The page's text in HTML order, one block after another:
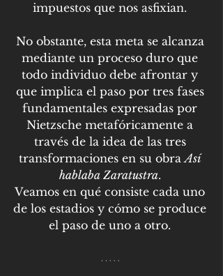
impuestos que nos asfixian.
No obstante, esta meta se alcanza
mediante un proceso duro que
todo individuo debe afrontar y
que implica el paso por tres fases
fundamentales expresadas por
Nietzsche metafóricamente a
través de la idea de las tres
transformaciones en su obra Así
hablaba Zaratustra.
Veamos en qué consiste cada uno
de los estadios y cómo se produce
el paso de uno a otro.